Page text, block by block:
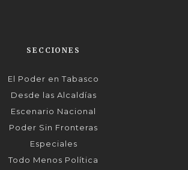
SECCIONES
El Poder en Tabasco
Desde las Alcaldías
Escenario Nacional
Poder Sin Fronteras
Especiales
Todo Menos Política